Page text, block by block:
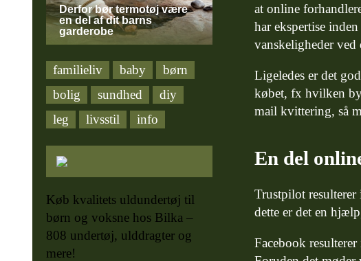
at online
har ekspertise
vanskeligheder
Ligeledes er det
købet, fx hvilken
mail kvittering, så
En del
Trustpilot
dette er det en
Facebook
Derfor bør termotøj være
en del af dit barns
garderobe
familieliv baby
børn
bolig
sundhed
diy
leg
livsstil info
Køb kvalitets uldundertøj til
børn og voksne hos Bilka –
808 undertøj, ulddragter og
mere!